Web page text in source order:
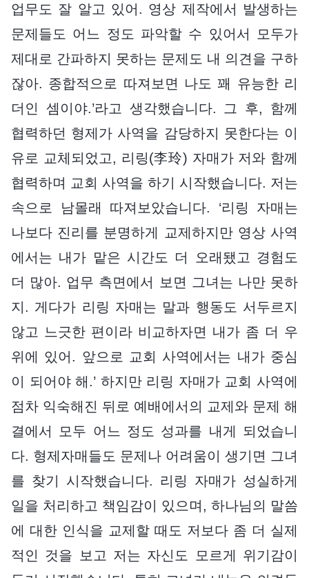
업무도 잘 알고 있어. 영상 제작에서 발생하는
문제들도 어느 정도 파악할 수 있어서 모두가
제대로 간파하지 못하는 문제도 내 의견을 구하
잖아. 종합적으로 따져보면 나도 꽤 유능한 리
더인 셈이야.’라고 생각했습니다. 그 후, 함께
협력하던 형제가 사역을 감당하지 못한다는 이
유로 교체되었고, 리링(李玲) 자매가 저와 함께
협력하며 교회 사역을 하기 시작했습니다. 저는
속으로 남몰래 따져보았습니다. ‘리링 자매는
나보다 진리를 분명하게 교제하지만 영상 사역
에서는 내가 맡은 시간도 더 오래됐고 경험도
더 많아. 업무 측면에서 보면 그녀는 나만 못하
지. 게다가 리링 자매는 말과 행동도 서두르지
않고 느긋한 편이라 비교하자면 내가 좀 더 우
위에 있어. 앞으로 교회 사역에서는 내가 중심
이 되어야 해.’ 하지만 리링 자매가 교회 사역에
점차 익숙해진 뒤로 예배에서의 교제와 문제 해
결에서 모두 어느 정도 성과를 내게 되었습니
다. 형제자매들도 문제나 어려움이 생기면 그녀
를 찾기 시작했습니다. 리링 자매가 성실하게
일을 처리하고 책임감이 있으며, 하나님의 말씀
에 대한 인식을 교제할 때도 저보다 좀 더 실제
적인 것을 보고 저는 자신도 모르게 위기감이